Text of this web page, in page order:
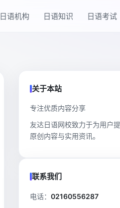
日语机构 日语知识 日语考试
关于本站
专注优质内容分享
友达日语网校致力于为用户
原创内容与实用资讯。
联系我们
电话： 02160556287